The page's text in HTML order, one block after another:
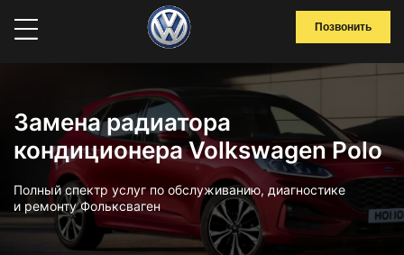
Позвонить
Замена радиатора
кондиционера Volkswagen Polo
Полный спектр услуг по обслуживанию, диагностике
и ремонту Фольксваген